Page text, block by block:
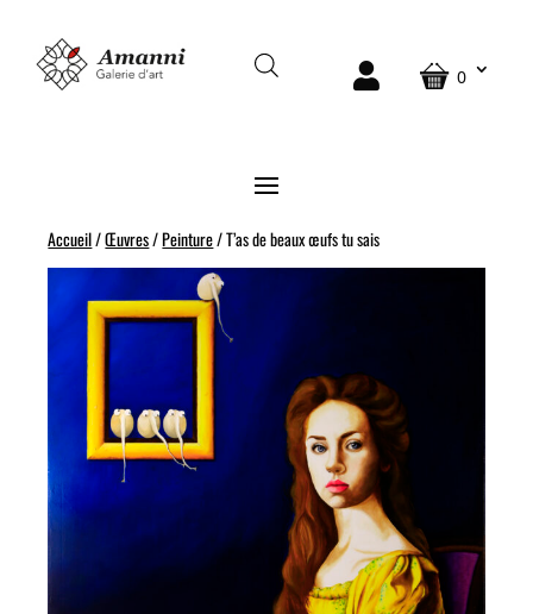
0
Accueil/Œuvres/Peinture/ T’as de beaux œufs tu sais